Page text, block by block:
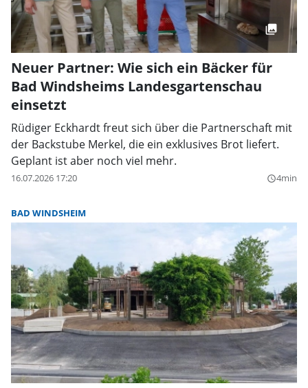
Neuer Partner: Wie sich ein Bäcker für
Bad Windsheims Landesgartenschau
einsetzt
Rüdiger Eckhardt freut sich über die Partnerschaft mit
der Backstube Merkel, die ein exklusives Brot liefert.
Geplant ist aber noch viel mehr.
16.07.2026 17:20 query_builder4min
BAD WINDSHEIM